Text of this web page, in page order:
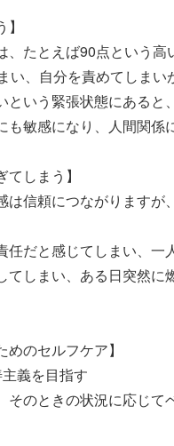
、たとえば90点という
、自分を責めてしまい
いう緊張状態にあると
も敏感になり、人間関係
てしまう】
は信頼につながりますが
任だと感じてしまい、
てしまい、ある日突然
めのセルフケア】
義を目指す
そのときの状況に応じて